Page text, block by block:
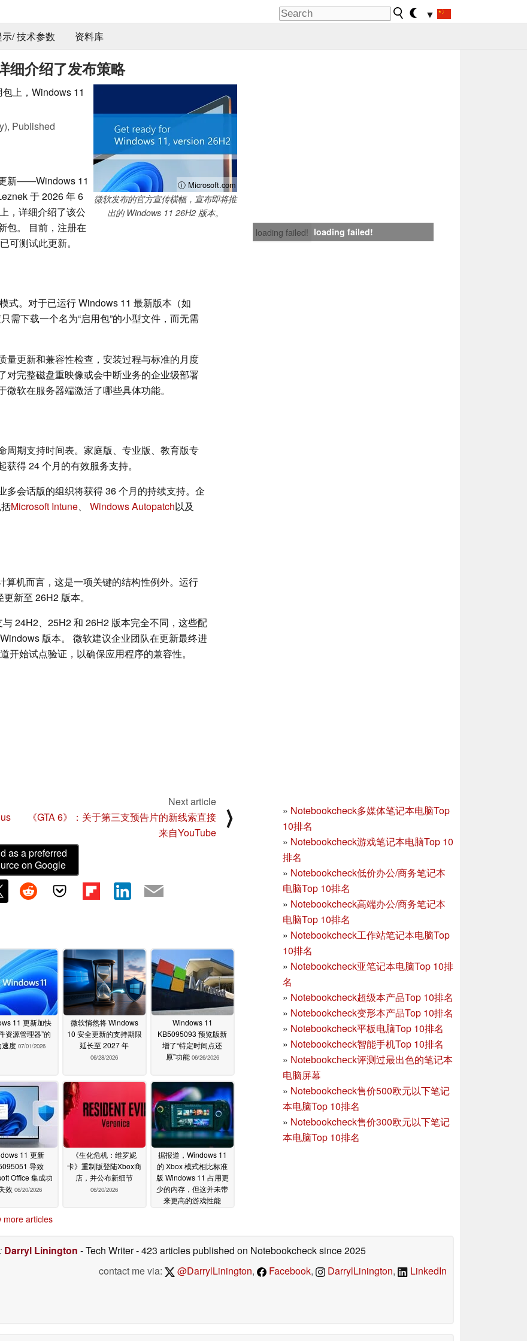
▼
/ 技术参数 资料库
细介绍了发布策略
ⓘ Microsoft.com
微软发布的官方宣传横幅，宣布即将推
出的 Windows 11 26H2 版本。
上，Windows 11
Published
loading failed! loading failed!
新——Windows 11
于 2026 年 6
，详细介绍了该公
包。 目前，注册在
可测试此更新。
式。对于已运行 Windows 11 最新版本（如
需下载一个名为“启用包”的小型文件，而无需
量更新和兼容性检查，安装过程与标准的月度
对完整磁盘重映像或会中断业务的企业级部署
软在服务器端激活了哪些具体功能。
周期支持时间表。家庭版、专业版、教育版专
得 24 个月的有效服务支持。
多会话版的组织将获得 36 个月的持续支持。企
Microsoft Intune、 Windows Autopatch以及
算机而言，这是一项关键的结构性例外。运行
新至 26H2 版本。
24H2、25H2 和 26H2 版本完全不同，这些配
版本。 微软建议企业团队在更新最终进
开始试点验证，以确保应用程序的兼容性。
» Notebookcheck多媒体笔记本电脑Top
10排名
» Notebookcheck游戏笔记本电脑Top 10
排名
» Notebookcheck低价办公/商务笔记本
电脑Top 10排名
» Notebookcheck高端办公/商务笔记本
电脑Top 10排名
» Notebookcheck工作站笔记本电脑Top
10排名
» Notebookcheck亚笔记本电脑Top 10排
名
» Notebookcheck超级本产品Top 10排名
» Notebookcheck变形本产品Top 10排名
» Notebookcheck平板电脑Top 10排名
» Notebookcheck智能手机Top 10排名
» Notebookcheck评测过最出色的笔记本
电脑屏幕
» Notebookcheck售价500欧元以下笔记
本电脑Top 10排名
» Notebookcheck售价300欧元以下笔记
本电脑Top 10排名
Next article
《GTA 6》：关于第三支预告片的新线索直接
来自YouTube
⟩
as a preferred
on Google
11 更新加快
资源管理器”的
速度 07/01/2026
微软悄然将 Windows
10 安全更新的支持期限
延长至 2027 年
06/28/2026
Windows 11
KB5095093 预览版新
增了“特定时间点还
原”功能 06/26/2026
11 更新
导致
Office 集成功
效 06/20/2026
《生化危机：维罗妮
卡》重制版登陆Xbox商
店，并公布新细节
06/20/2026
据报道，Windows 11
的 Xbox 模式相比标准
版 Windows 11 占用更
少的内存，但这并未带
来更高的游戏性能
more articles
: Darryl Linington - Tech Writer- 423 articles published on Notebookchecksince 2025
contact me via:
@DarrylLinington, Facebook, DarrylLinington, LinkedIn